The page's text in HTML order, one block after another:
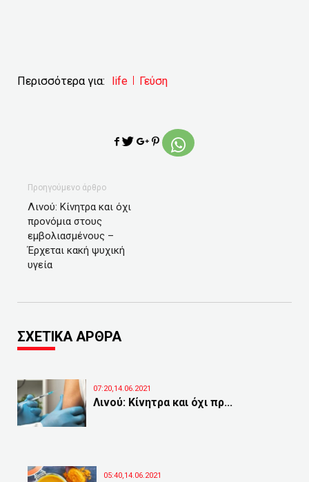
Περισσότερα για: life Γεύση
Προηγούμενο άρθρο
Λινού: Κίνητρα και όχι
προνόμια στους
εμβολιασμένους –
Έρχεται κακή ψυχική
υγεία
ΣΧΕΤΙΚΑ ΑΡΘΡΑ
07:20,14.06.2021
Λινού: Κίνητρα και όχι πρ...
05:40,14.06.2021